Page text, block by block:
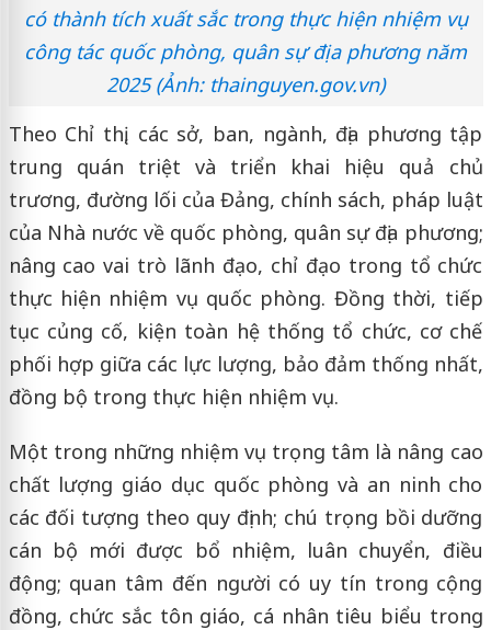
có thành tích xuất sắc trong thực hiện nhiệm vụ
công tác quốc phòng, quân sự địa phương năm
2025 (Ảnh: thainguyen.gov.vn)
Theo Chỉ thị, các sở, ban, ngành, địa phương tập
trung quán triệt và triển khai hiệu quả chủ
trương, đường lối của Đảng, chính sách, pháp luật
của Nhà nước về quốc phòng, quân sự địa phương;
nâng cao vai trò lãnh đạo, chỉ đạo trong tổ chức
thực hiện nhiệm vụ quốc phòng. Đồng thời, tiếp
tục củng cố, kiện toàn hệ thống tổ chức, cơ chế
phối hợp giữa các lực lượng, bảo đảm thống nhất,
đồng bộ trong thực hiện nhiệm vụ.
Một trong những nhiệm vụ trọng tâm là nâng cao
chất lượng giáo dục quốc phòng và an ninh cho
các đối tượng theo quy định; chú trọng bồi dưỡng
cán bộ mới được bổ nhiệm, luân chuyển, điều
động; quan tâm đến người có uy tín trong cộng
đồng, chức sắc tôn giáo, cá nhân tiêu biểu trong